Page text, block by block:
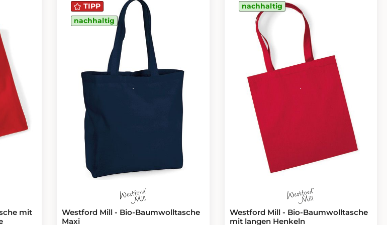
mit
TIPP
nachhaltig
Westford Mill - Bio-Baumwolltasche
Maxi
nachhaltig
Westford Mill - Bio-Baumwolltasche
mit langen Henkeln